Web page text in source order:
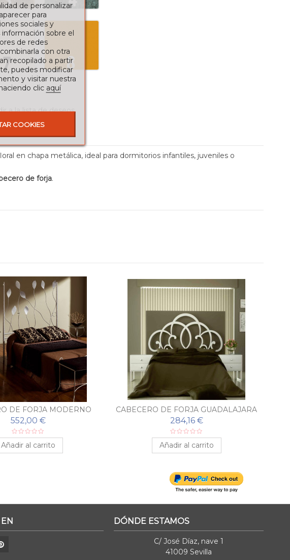
a la lista de deseos
en chapa metálica, ideal para dormitorios infantiles, juveniles o
de forja.
DE FORJA MODERNO
ALEJANDRA
552,00 €
Añadir al carrito
CABECERO DE FORJA GUADALAJARA
284,16 €
Añadir al carrito
DÓNDE ESTAMOS
C/ José Díaz, nave 1
41009 Sevilla
de personalizar
para
sociales y
sobre el
de redes
con otra
recopilado a partir
puedes modificar
y visitar nuestra
clic aquí
COOKIES